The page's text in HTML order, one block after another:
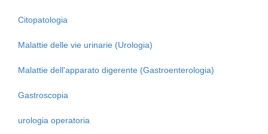
Citopatologia
Malattie delle vie urinarie (Urologia)
Malattie dell'apparato digerente (Gastroenterologia)
Gastroscopia
urologia operatoria